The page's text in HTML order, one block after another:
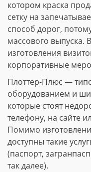
котором краска
сетку на
способ дорог,
массового выпуска.
изготовления
корпоративные
Плоттер-Плюс —
оборудованием и
которые стоят
телефону, на сайте
Помимо
доступны такие
(паспорт,
так далее).